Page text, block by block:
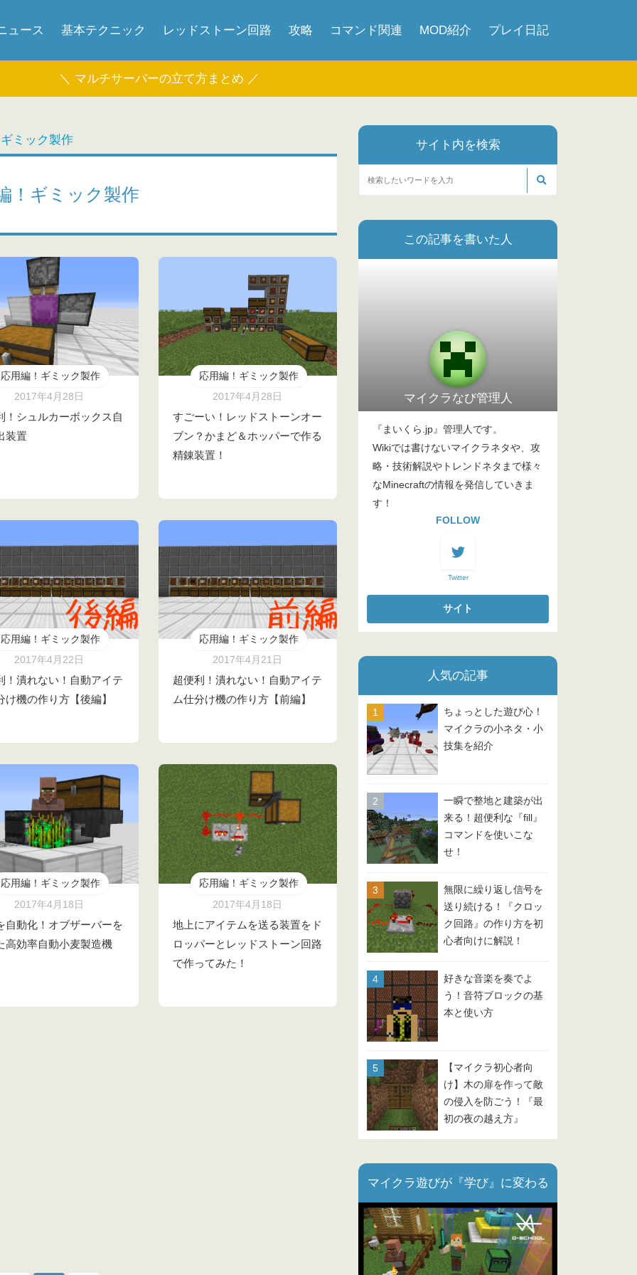
ュース 基本テクニック レッドストーン回路 攻略 コマンド関連 MOD紹介 プレイ日記
＼ マルチサーバーの立て方まとめ ／
ミック製作
！ギミック製作
応用編！ギミック製作
2017年4月28日
！シュルカーボックス自
装置
応用編！ギミック製作
2017年4月28日
すごーい！レッドストーンオー
ブン？かまど＆ホッパーで作る
精錬装置！
応用編！ギミック製作
2017年4月22日
！潰れない！自動アイテ
け機の作り方【後編】
応用編！ギミック製作
2017年4月21日
超便利！潰れない！自動アイテ
ム仕分け機の作り方【前編】
応用編！ギミック製作
2017年4月18日
自動化！オブザーバーを
高効率自動小麦製造機
応用編！ギミック製作
2017年4月18日
地上にアイテムを送る装置をド
ロッパーとレッドストーン回路
で作ってみた！
サイト内を検索
この記事を書いた人
マイクラなび管理人
『まいくら.jp』管理人です。
Wikiでは書けないマイクラネタや、攻
略・技術解説やトレンドネタまで様々
なMinecraftの情報を発信していきま
す！
FOLLOW
Twitter
人気の記事
ちょっとした遊び心！
マイクラの小ネタ・小
技集を紹介
一瞬で整地と建築が出
来る！超便利な『fill』
コマンドを使いこな
せ！
無限に繰り返し信号を
送り続ける！『クロッ
ク回路』の作り方を初
心者向けに解説！
好きな音楽を奏でよ
う！音符ブロックの基
本と使い方
【マイクラ初心者向
け】木の扉を作って敵
の侵入を防ごう！『最
初の夜の越え方』
マイクラ遊びが『学び』に変わる